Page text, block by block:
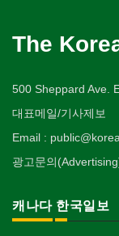
The
500 Sheppard Ave.
대표메일/기사제보
Email :
광고문의
캐나다 한국일보